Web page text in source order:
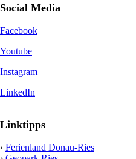
Social Media
Facebook
Youtube
Instagram
LinkedIn
Linktipps
› Ferienland Donau-Ries